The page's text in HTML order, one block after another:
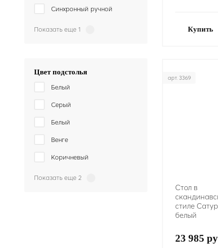
Синхронный ручной
Показать еще 1
Цвет подстолья
Белый
Серый
Белый
Венге
Коричневый
Показать еще 2
Купить
арт. 3369
Стол в
стиле
белый
23 985